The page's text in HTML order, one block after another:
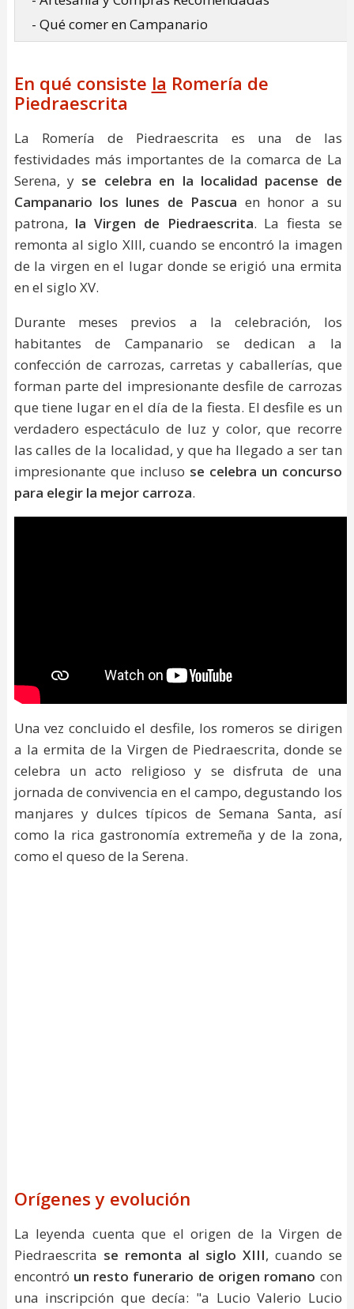
- Qué comer en Campanario
En qué consiste la Romería de
Piedraescrita
La Romería de Piedraescrita es una de las
festividades más importantes de la comarca de La
Serena, y se celebra en la localidad pacense de
Campanario los lunes de Pascua en honor a su
patrona, la Virgen de Piedraescrita. La fiesta se
remonta al siglo XIII, cuando se encontró la imagen
de la virgen en el lugar donde se erigió una ermita
en el siglo XV.
Durante meses previos a la celebración, los
habitantes de Campanario se dedican a la
confección de carrozas, carretas y caballerías, que
forman parte del impresionante desfile de carrozas
que tiene lugar en el día de la fiesta. El desfile es un
verdadero espectáculo de luz y color, que recorre
las calles de la localidad, y que ha llegado a ser tan
impresionante que incluso se celebra un concurso
para elegir la mejor carroza.
Una vez concluido el desfile, los romeros se dirigen
a la ermita de la Virgen de Piedraescrita, donde se
celebra un acto religioso y se disfruta de una
jornada de convivencia en el campo, degustando los
manjares y dulces típicos de Semana Santa, así
como la rica gastronomía extremeña y de la zona,
como el queso de la Serena.
Orígenes y evolución
La leyenda cuenta que el origen de la Virgen de
Piedraescrita se remonta al siglo XIII, cuando se
encontró un resto funerario de origen romano con
una inscripción que decía: "a Lucio Valerio Lucio